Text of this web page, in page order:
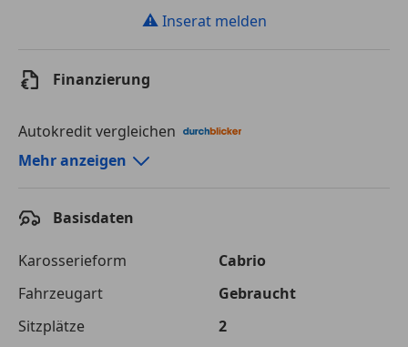
⚠ Inserat melden
Finanzierung
Autokredit vergleichen
Autokredit-Rechner von durchblicker.at
Laufzeit
120 Monate
Kreditbetrag
€ 52 000,-
Mehr anzeigen
Basisdaten
Karosserieform
Cabrio
Fahrzeugart
Gebraucht
Sitzplätze
2